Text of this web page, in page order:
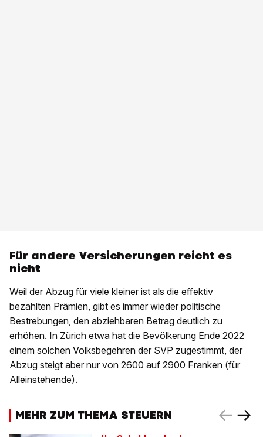
Für andere Versicherungen reicht es
nicht
Weil der Abzug für viele kleiner ist als die effektiv
bezahlten Prämien, gibt es immer wieder politische
Bestrebungen, den abziehbaren Betrag deutlich zu
erhöhen. In Zürich etwa hat die Bevölkerung Ende 2022
einem solchen Volksbegehren der SVP zugestimmt, der
Abzug steigt aber nur von 2600 auf 2900 Franken (für
Alleinstehende).
MEHR ZUM THEMA STEUERN